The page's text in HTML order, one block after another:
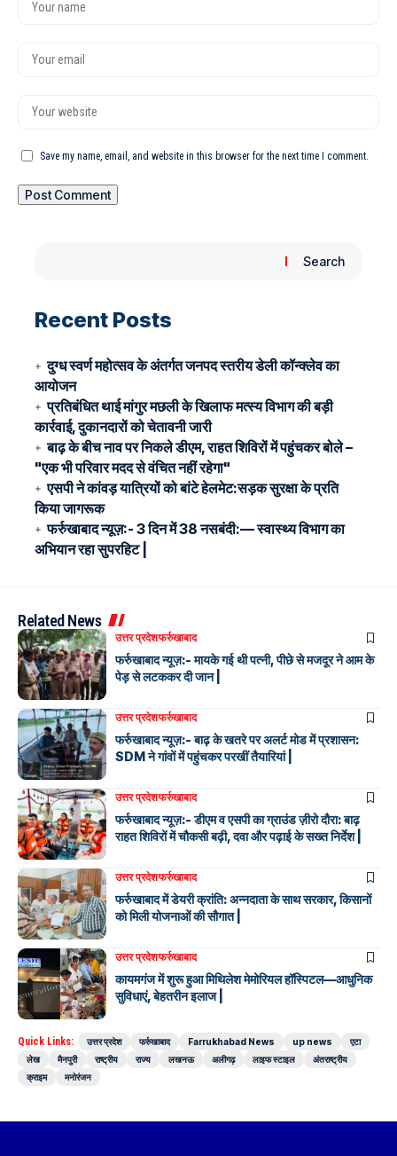
Save my name, email, and website in this browser for the next time I comment.
Search
Recent Posts
दुग्ध स्वर्ण महोत्सव के अंतर्गत जनपद स्तरीय डेली कॉन्क्लेव का
आयोजन
प्रतिबंधित थाई मांगुर मछली के खिलाफ मत्स्य विभाग की बड़ी
कार्रवाई, दुकानदारों को चेतावनी जारी
बाढ़ के बीच नाव पर निकले डीएम, राहत शिविरों में पहुंचकर बोले –
"एक भी परिवार मदद से वंचित नहीं रहेगा"
एसपी ने कांवड़ यात्रियों को बांटे हेलमेट:सड़क सुरक्षा के प्रति
किया जागरूक
फर्रुखाबाद न्यूज़:- 3 दिन में 38 नसबंदी:— स्वास्थ्य विभाग का
अभियान रहा सुपरहिट |
Related News
उत्तर प्रदेशफर्रुखाबाद
फर्रुखाबाद न्यूज़:- मायके गई थी पत्नी, पीछे से मजदूर ने आम के
पेड़ से लटककर दी जान |
उत्तर प्रदेशफर्रुखाबाद
फर्रुखाबाद न्यूज़:- बाढ़ के खतरे पर अलर्ट मोड में प्रशासन:
SDM ने गांवों में पहुंचकर परखीं तैयारियां |
उत्तर प्रदेशफर्रुखाबाद
फर्रुखाबाद न्यूज़:- डीएम व एसपी का ग्राउंड ज़ीरो दौरा: बाढ़
राहत शिविरों में चौकसी बढ़ी, दवा और पढ़ाई के सख्त निर्देश |
उत्तर प्रदेशफर्रुखाबाद
फर्रुखाबाद में डेयरी क्रांति: अन्नदाता के साथ सरकार, किसानों
को मिली योजनाओं की सौगात |
उत्तर प्रदेशफर्रुखाबाद
कायमगंज में शुरू हुआ मिथिलेश मेमोरियल हॉस्पिटल—आधुनिक
सुविधाएं, बेहतरीन इलाज |
Quick Links: उत्तर प्रदेश फर्रुखाबाद Farrukhabad News up news
एटा
लेख
मैनपुरी राष्ट्रीय राज्य लखनऊ अलीगढ़ लाइफ स्टाइल
अंतराष्ट्रीय
क्राइम
मनोरंजन